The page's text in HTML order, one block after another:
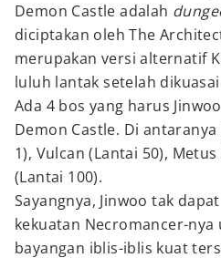
Demon Castle adalah
diciptakan oleh The
merupakan versi alternatif
luluh lantak setelah
Ada 4 bos yang harus
Demon Castle. Di
1), Vulcan (Lantai 50),
(Lantai 100).
Sayangnya, Jinwoo tak
kekuatan Necromancer-
bayangan iblis-iblis kuat